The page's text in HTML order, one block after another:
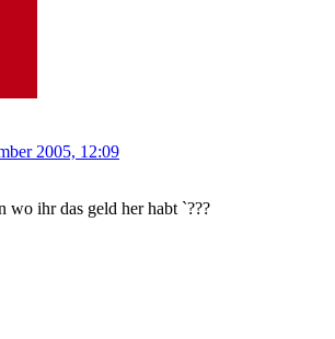
2005, 12:09
wo ihr das geld her habt `???